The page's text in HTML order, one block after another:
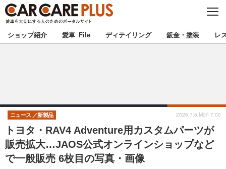
C
S
E
★カーケアプラス認定★ 厳選プロショップを地域から探す
甲信越 北陸
東海 関西
中国
ショップ紹介 愛車 File ディテイリング 鈑金・塗装 レ
トヨタ・RAV4 Adventure用カスタムパーツが
販売拡大…JAOS公式オンラインショップなど
で一般販売 6枚目の写真・画像
ニュース 新製品 2026.7.6 Mon 7:00